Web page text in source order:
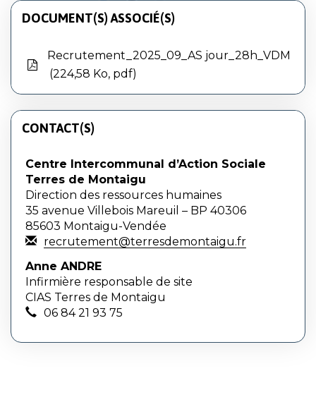
DOCUMENT(S) ASSOCIÉ(S)
Recrutement_2025_09_AS jour_28h_VDM
224,58 Ko, pdf
CONTACT(S)
Centre Intercommunal d’Action Sociale
Terres de Montaigu
Direction des ressources humaines
35 avenue Villebois Mareuil – BP 40306
85603 Montaigu-Vendée
recrutement@terresdemontaigu.fr
Anne ANDRE
Infirmière responsable de site
CIAS Terres de Montaigu
06 84 21 93 75